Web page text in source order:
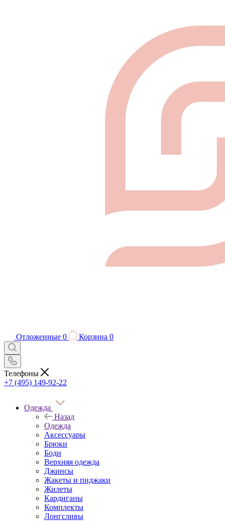
Отложенные 0 Корзина 0
Телефоны
+7 (495) 149-92-22
Одежда
Назад
Одежда
Аксессуары
Брюки
Боди
Верхняя одежда
Джинсы
Жакеты и пиджаки
Жилеты
Кардиганы
Комплекты
Лонгсливы